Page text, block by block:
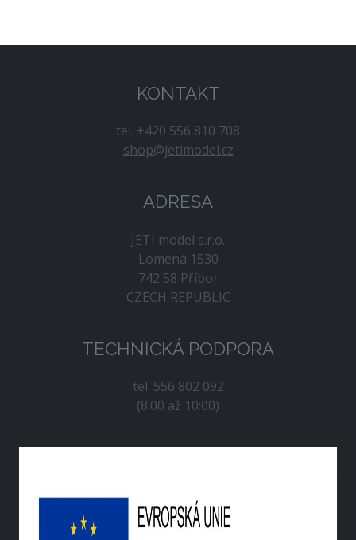
KONTAKT
tel. +420 556 810 708
shop@jetimodel.cz
ADRESA
JETI model s.r.o.
Lomená 1530
742 58 Příbor
CZECH REPUBLIC
TECHNICKÁ PODPORA
tel. 556 802 092
(8:00 až 10:00)